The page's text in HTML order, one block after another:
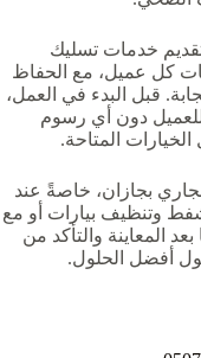
خدمات تسليك
كل عميل، مع الحفاظ
قبل البدء في العمل،
دون أي رسوم
المتاحة.
بجازان، خاصةً عند
وتنظيف بيارات أو مع
المعاينة والتأكد من
أفضل الحلول.